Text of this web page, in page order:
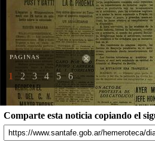
PAGINAS
1 2 3 4 5 6
Comparte esta noticia copiando el